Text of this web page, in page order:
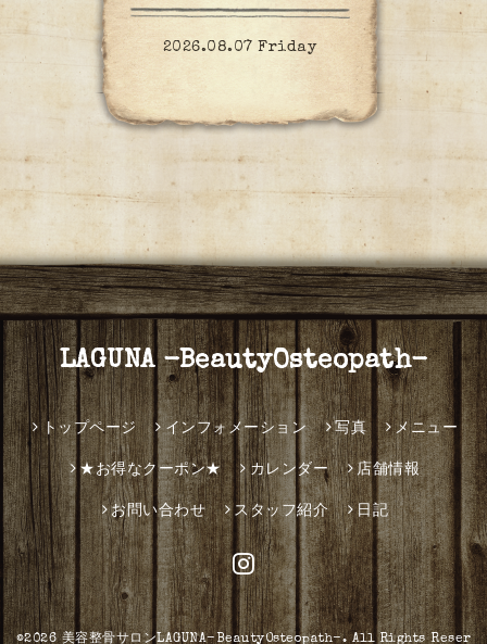
2026.08.07 Friday
LAGUNA -BeautyOsteopath-
トップページ インフォメーション 写真 メニュー
★お得なクーポン★ カレンダー 店舗情報
お問い合わせ スタッフ紹介 日記
©2026美容整骨サロンLAGUNA-BeautyOsteopath-. All Rights Reser